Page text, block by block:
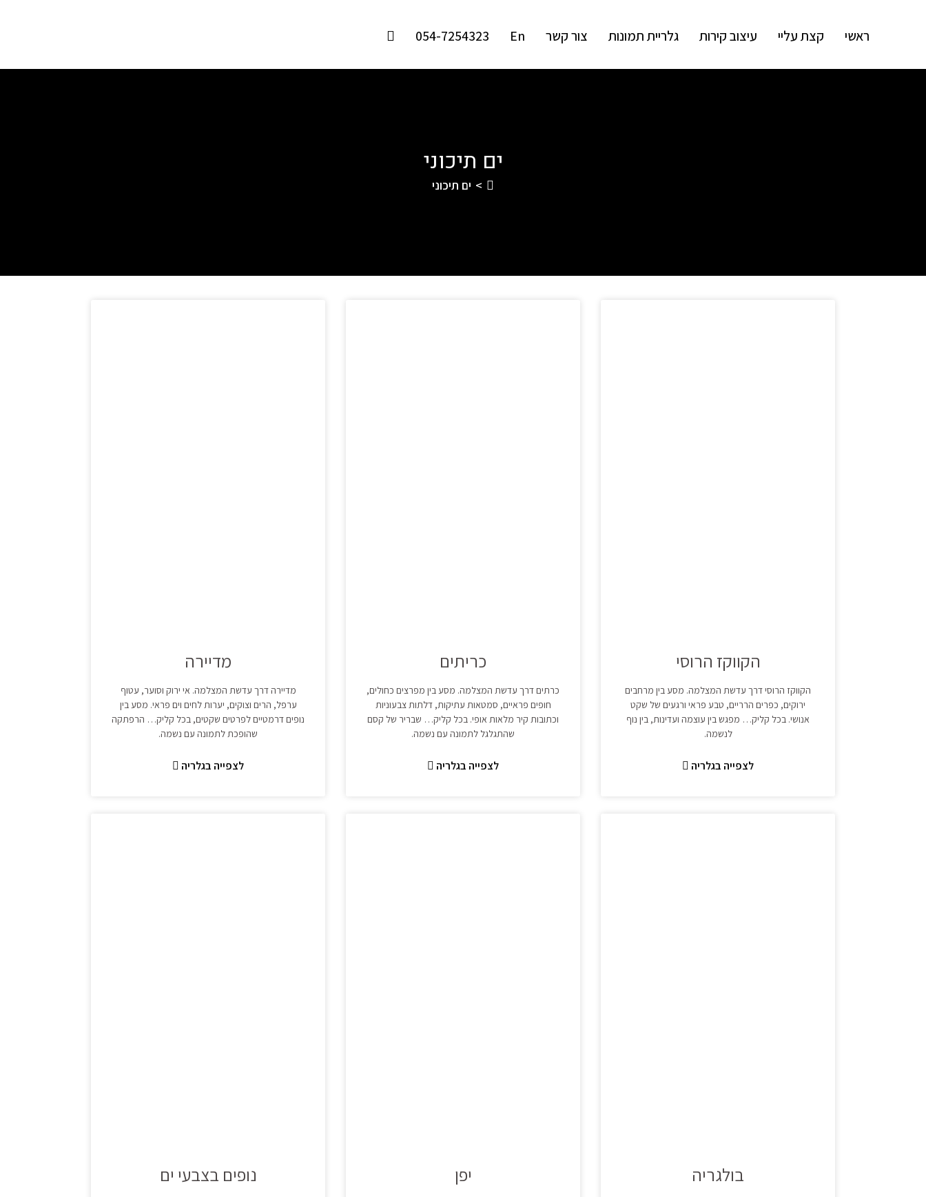
ראשי קצת עליי עיצוב קירות גלריית תמונות צור קשר En
054-7254323
ים תיכוני
> ים תיכוני
הקווקז הרוסי
הקווקז הרוסי דרך עדשת המצלמה. מסע בין מרחבים
ירוקים, כפרים הרריים, טבע פראי ורגעים של שקט
אנושי. בכל קליק… מפגש בין עוצמה ועדינות, בין נוף
לנשמה.
לצפייה בגלריה
כריתים
כרתים דרך עדשת המצלמה. מסע בין מפרצים כחולים,
חופים פראיים, סמטאות עתיקות, דלתות צבעוניות
וכתובות קיר מלאות אופי. בכל קליק… שבריר של קסם
שהתגלגל לתמונה עם נשמה.
לצפייה בגלריה
מדיירה
מדיירה דרך עדשת המצלמה. אי ירוק וסוער, עטוף
ערפל, הרים וצוקים, יערות לחים וים פראי. מסע בין
נופים דרמטיים לפרטים שקטים, בכל קליק… הרפתקה
שהופכת לתמונה עם נשמה.
לצפייה בגלריה
בולגריה יפן נופים בצבעי ים